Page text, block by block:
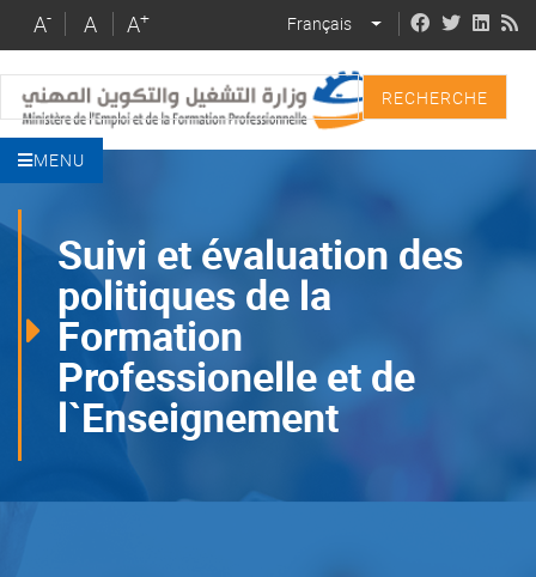
content
A- A A+ Français LIST ADDITIONAL
Recherche
MENU
Suivi et évaluation des
politiques de la
Formation
Professionelle et de
l`Enseignement